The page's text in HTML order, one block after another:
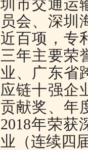
圳市交通运
员会、深圳
近百项，专
三年主要荣
业、广东省
应链十强企
贡献奖、年
2018年荣获
业（连续四